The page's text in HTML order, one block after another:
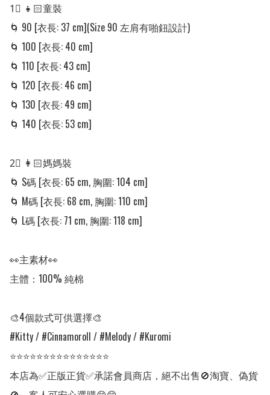
1⃣ 👧🏻童裝
🌀 90 [衣長: 37 cm](Size 90 左肩有啪鈕設計)
🌀 100 [衣長: 40 cm]
🌀 110 [衣長: 43 cm]
🌀 120 [衣長: 46 cm]
🌀 130 [衣長: 49 cm]
🌀 140 [衣長: 53 cm]
2⃣ 👩🏻媽媽裝
🌀 S碼 [衣長: 65 cm, 胸圍: 104 cm]
🌀 M碼 [衣長: 68 cm, 胸圍: 110 cm]
🌀 L碼 [衣長: 71 cm, 胸圍: 118 cm]
👀主素材👀
主體：100% 純棉
🎨4個款式可供選擇🎨
#Kitty / #Cinnamoroll / #Melody / #Kuromi
⭐⭐⭐⭐⭐⭐⭐⭐⭐⭐⭐⭐⭐⭐⭐
本店為✅正版正貨✅承諾會員商店，絕不出售🚫淘寶、偽貨